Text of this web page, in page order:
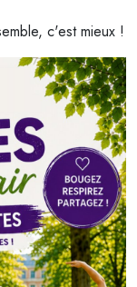
c'est mieux !